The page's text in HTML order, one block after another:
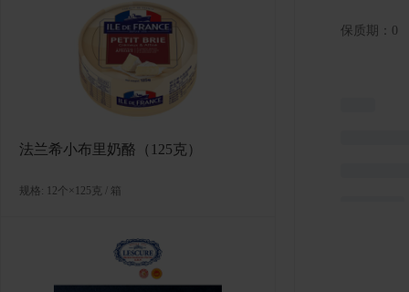
法兰希小布里奶酪（125克）
规格: 12个×125克 / 箱
保质期：0